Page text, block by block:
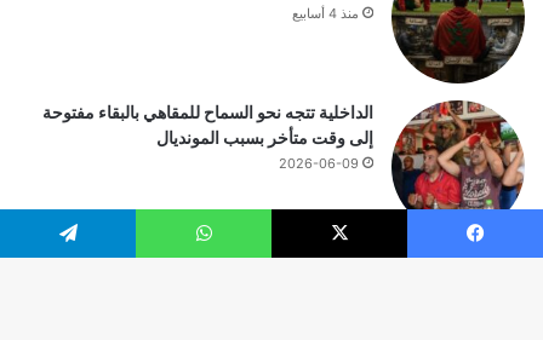
منذ 4 أسابيع
الداخلية تتجه نحو السماح للمقاهي بالبقاء مفتوحة
إلى وقت متأخر بسبب المونديال
2026-06-09
فيسبوك ‫X واتساب تيلقرام